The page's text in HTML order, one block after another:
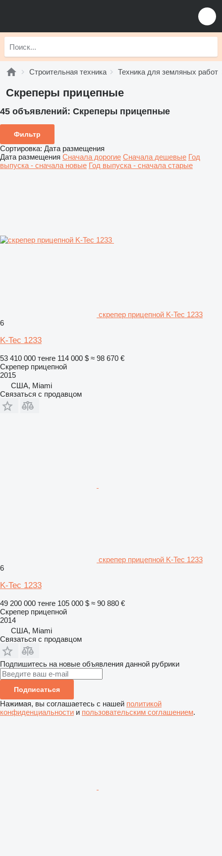
Строительная техника Техника для земляных работ
Скреперы прицепные
45 объявлений: Скреперы прицепные
Фильтр
Сортировка: Дата размещения
Дата размещения Сначала дорогие Сначала дешевые Год
выпуска - сначала новые Год выпуска - сначала старые
скрепер прицепной K-Tec 1233
6
K-Tec 1233
53 410 000 тенге 114 000 $ ≈ 98 670 €
Скрепер прицепной
2015
США, Miami
Связаться с продавцом
скрепер прицепной K-Tec 1233
6
K-Tec 1233
49 200 000 тенге 105 000 $ ≈ 90 880 €
Скрепер прицепной
2014
США, Miami
Связаться с продавцом
Подпишитесь на новые объявления данной рубрики
Подписаться
Нажимая, вы соглашаетесь с нашей политикой
конфиденциальности и пользовательским соглашением.